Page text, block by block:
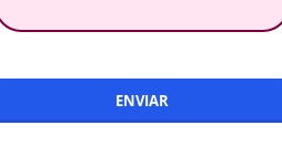
ENVIAR